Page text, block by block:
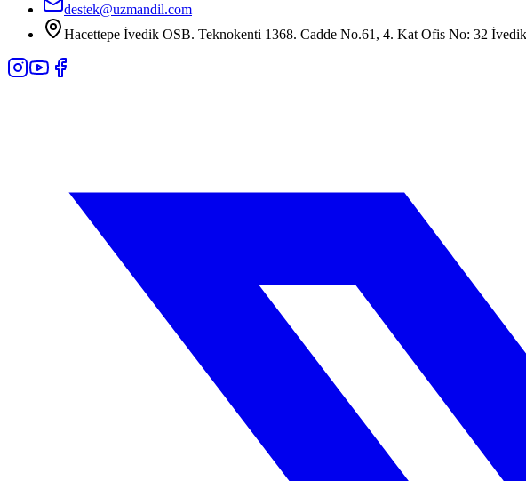
destek@uzmandil.com
Hacettepe İvedik OSB. Teknokenti 1368. Cadde No.61, 4. Kat Ofis No: 32